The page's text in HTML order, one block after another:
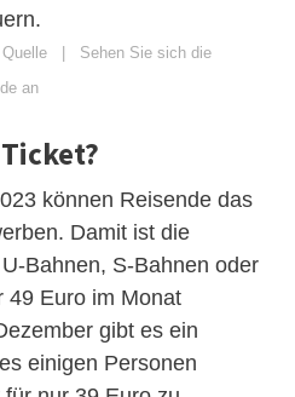
| Sehen Sie sich die
an
können Reisende das
Damit ist die
Bahnen, S-Bahnen oder
49 Euro im Monat
gibt es ein
einigen Personen